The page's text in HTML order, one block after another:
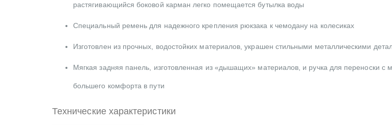
растягивающийся боковой карман легко помещается бутылка воды
Специальный ремень для надежного крепления рюкзака к чемодану на колесиках
Изготовлен из прочных, водостойких материалов, украшен стильными металлическими
Мягкая задняя панель, изготовленная из «дышащих» материалов, и ручка для переноски с
большего комфорта в пути
Технические характеристики